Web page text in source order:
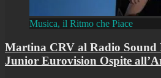
Musica, il Ritmo che Piace
Martina CRV al Radio Sound
Junior Eurovision Ospite